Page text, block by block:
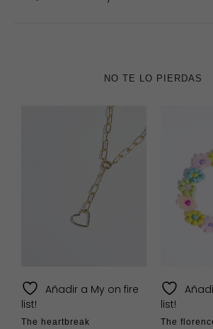
NO TE LO PIERDAS
Añadir a My on fire
list!
The heartbreak
list!
The